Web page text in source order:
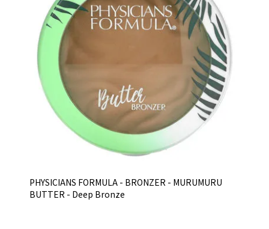
PHYSICIANS FORMULA - BRONZER - MURUMURU
BUTTER - Deep Bronze